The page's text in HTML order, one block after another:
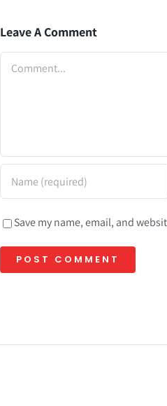
Leave A Comment
Save my name, email, and